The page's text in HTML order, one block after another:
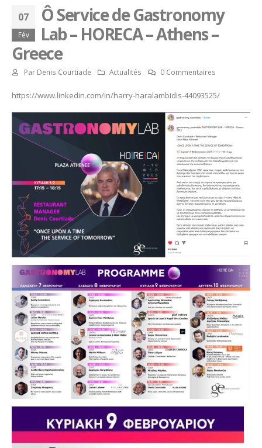
07
Fév
Ô Service de Gastronomy
Lab – HORECA – Athens –
Greece
Par Denis Courtiade Actualités 0 Commentaires
https://www.linkedin.com/in/harry-haralambidis-44093525/